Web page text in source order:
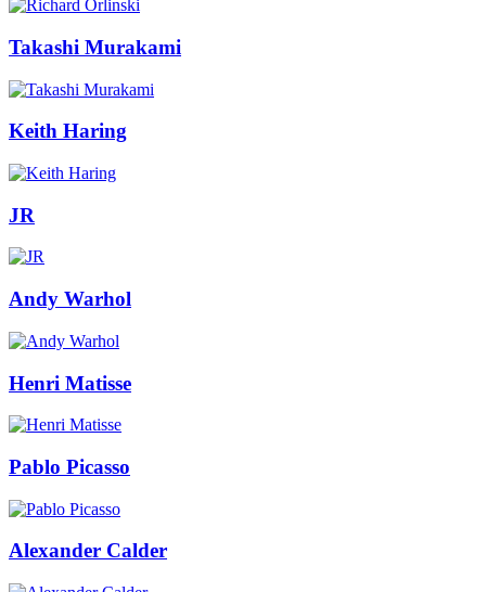
Takashi Murakami
Keith Haring
JR
Andy Warhol
Henri Matisse
Pablo Picasso
Alexander Calder